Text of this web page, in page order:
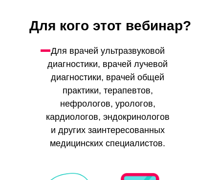
Для кого этот вебинар?
Для врачей ультразвуковой
диагностики, врачей лучевой
диагностики, врачей общей
практики, терапевтов,
нефрологов, урологов,
кардиологов, эндокринологов
и других заинтересованных
медицинских специалистов.